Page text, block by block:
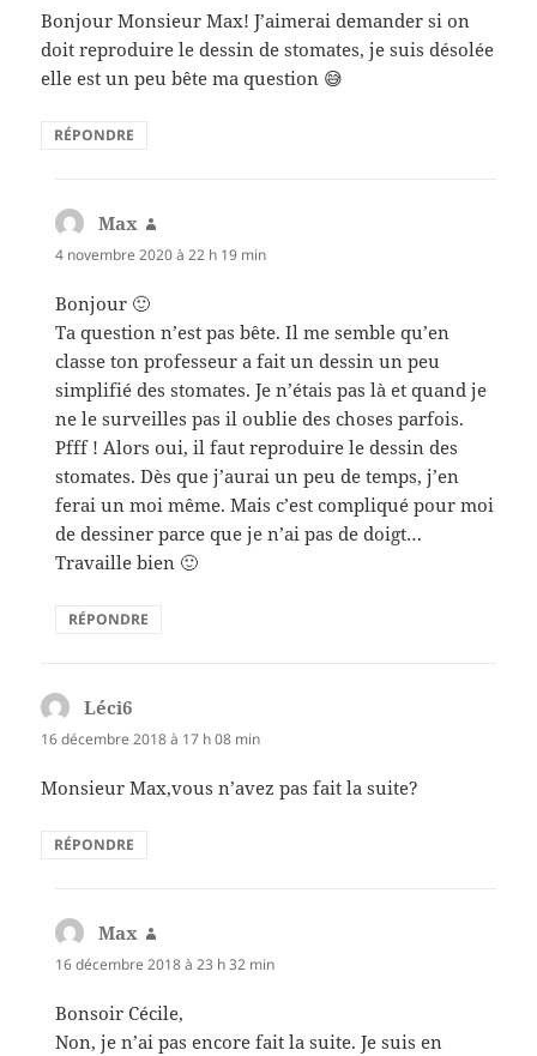
Bonjour Monsieur Max! J’aimerai demander si on
doit reproduire le dessin de stomates, je suis désolée
elle est un peu bête ma question 😅
RÉPONDRE
Max
4 novembre 2020 à 22 h 19 min
Bonjour 🙂
Ta question n’est pas bête. Il me semble qu’en
classe ton professeur a fait un dessin un peu
simplifié des stomates. Je n’étais pas là et quand je
ne le surveilles pas il oublie des choses parfois.
Pfff ! Alors oui, il faut reproduire le dessin des
stomates. Dès que j’aurai un peu de temps, j’en
ferai un moi même. Mais c’est compliqué pour moi
de dessiner parce que je n’ai pas de doigt…
Travaille bien 🙂
RÉPONDRE
Léci6
16 décembre 2018 à 17 h 08 min
Monsieur Max,vous n’avez pas fait la suite?
RÉPONDRE
Max
16 décembre 2018 à 23 h 32 min
Bonsoir Cécile,
Non, je n’ai pas encore fait la suite. Je suis en